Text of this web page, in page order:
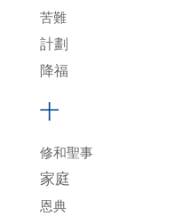
苦難
計劃
降福
十
修和聖事
家庭
恩典